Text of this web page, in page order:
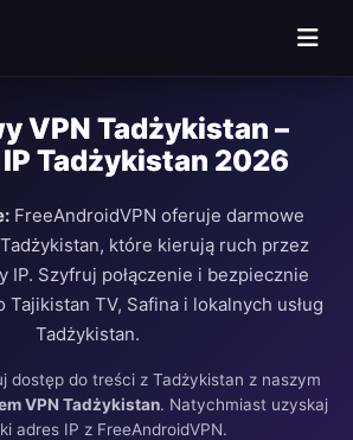
VPN Tadżykistan –
Tadżykistan 2026
FreeAndroidVPN oferuje darmowe
które kierują ruch przez
IP. Szyfruj połączenie i bezpiecznie
TV, Safina i lokalnych usług
Tadżykistan.
dostęp do treści z Tadżykistan z naszym
VPN Tadżykistan. Natychmiast uzyskaj
adres IP z FreeAndroidVPN.